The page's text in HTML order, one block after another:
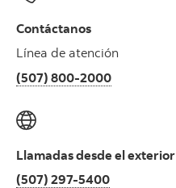
Contáctanos
Línea de atención
(507) 800-2000
Llamadas desde el exterior
(507) 297-5400